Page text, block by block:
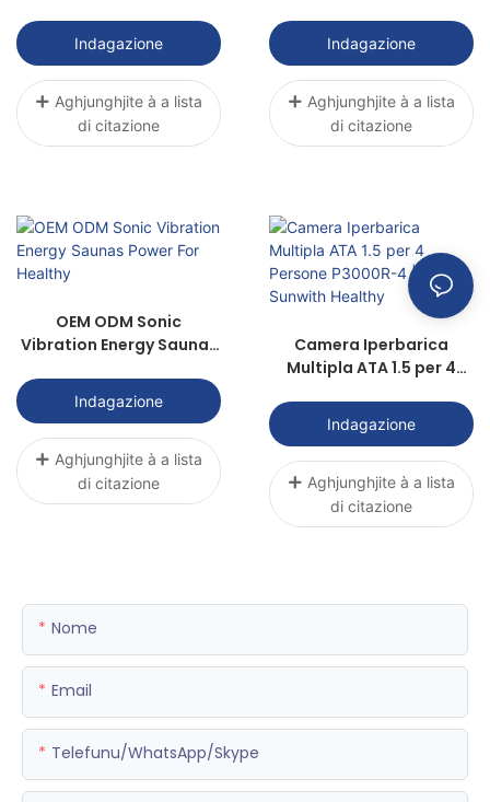
Indagazione
Aghjunghjite à a lista
di citazione
Indagazione
Aghjunghjite à a lista
di citazione
OEM ODM Sonic
Vibration Energy Saunas
Indagazione
Aghjunghjite à a lista
di citazione
Camera Iperbarica
Multipla ATA 1.5 per 4
Sunwith Healthy
Indagazione
Aghjunghjite à a lista
di citazione
Nome
Email
Telefunu/WhatsApp/Skype